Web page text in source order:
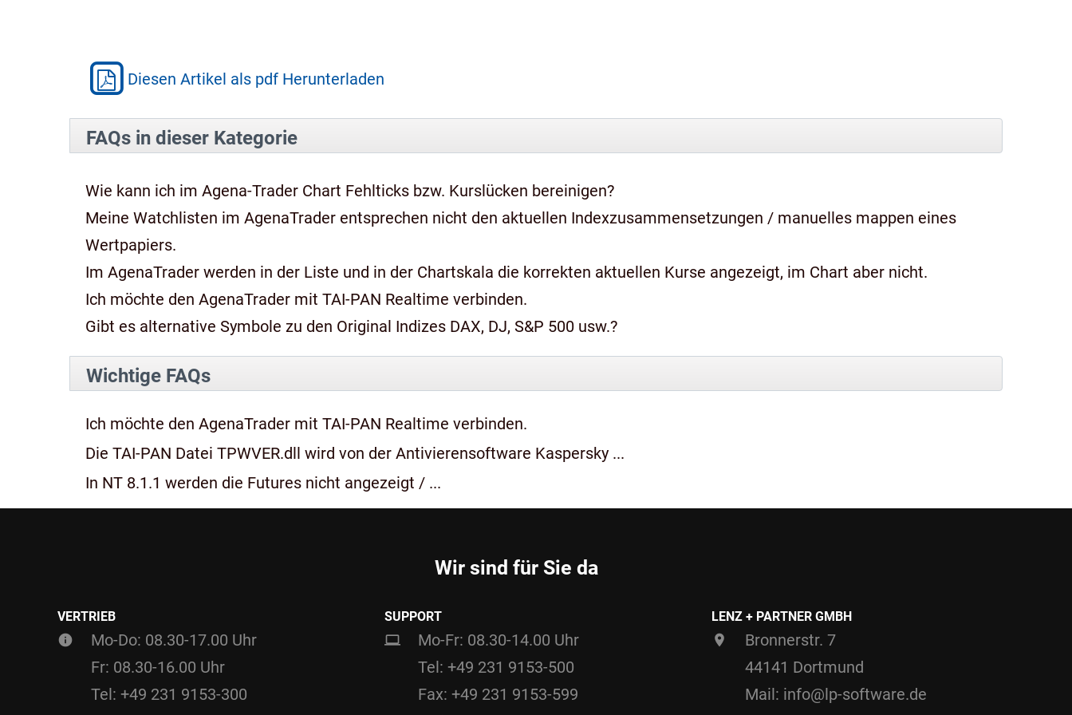
Diesen Artikel als pdf Herunterladen
FAQs in dieser Kategorie
Wie kann ich im Agena-Trader Chart Fehlticks bzw. Kurslücken bereinigen?
Meine Watchlisten im AgenaTrader entsprechen nicht den aktuellen Indexzusammensetzungen / manuelles mappen eines
Wertpapiers.
Im AgenaTrader werden in der Liste und in der Chartskala die korrekten aktuellen Kurse angezeigt, im Chart aber nicht.
Ich möchte den AgenaTrader mit TAI-PAN Realtime verbinden.
Gibt es alternative Symbole zu den Original Indizes DAX, DJ, S&P 500 usw.?
Wichtige FAQs
Ich möchte den AgenaTrader mit TAI-PAN Realtime verbinden.
Die TAI-PAN Datei TPWVER.dll wird von der Antivierensoftware Kaspersky ...
In NT 8.1.1 werden die Futures nicht angezeigt / ...
Wir sind für Sie da
VERTRIEB
Mo-Do: 08.30-17.00 Uhr
Fr: 08.30-16.00 Uhr
Tel: +49 231 9153-300
SUPPORT
Mo-Fr: 08.30-14.00 Uhr
Tel: +49 231 9153-500
Fax: +49 231 9153-599
LENZ + PARTNER GMBH
Bronnerstr. 7
44141 Dortmund
Mail: info@lp-software.de